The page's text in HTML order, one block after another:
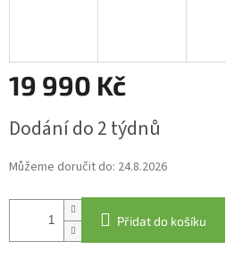
19 990 Kč
cena:
Dodání do 2 týdnů
Můžeme doručit do: 24.8.2026
Přidat do košíku